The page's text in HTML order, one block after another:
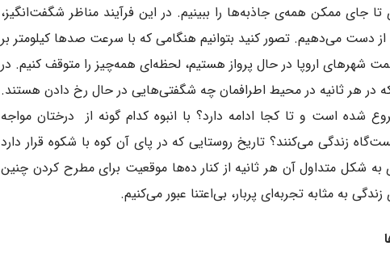
درون
جای ممکن همه‌ی جاذبه‌ها را ببینیم. در این فرآیند مناظر شگفت‌انگیز،
از دست می‌دهیم. تصور کنید بتوانیم هنگامی که با سرعت صدها کیلومتر بر
شهرهای اروپا در حال پرواز هستیم، لحظه‌ای همه‌چیز را متوقف کنیم. در
در هر ثانیه در محیط اطرافمان چه شگفتی‌هایی در حال رخ دادن هستند.
شده است و تا کجا ادامه دارد؟ با انبوه کدام گونه از درختان مواجه
زندگی می‌کنند؟ تاریخ روستایی که در پای آن کوه با شکوه قرار دارد
به شکل متداول آن هر ثانیه از کنار ده‌ها موقعیت برای مطرح کردن چنین
به مثابه تجربه‌ای پربار، بی‌اعتنا عبور می‌کنیم.